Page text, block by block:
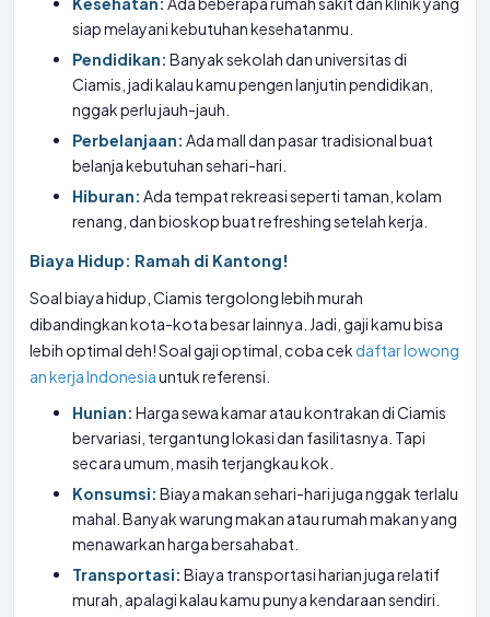
siap melayani kebutuhan kesehatanmu.
Pendidikan: Banyak sekolah dan universitas di
Ciamis, jadi kalau kamu pengen lanjutin pendidikan,
nggak perlu jauh-jauh.
Perbelanjaan: Ada mall dan pasar tradisional buat
belanja kebutuhan sehari-hari.
Hiburan: Ada tempat rekreasi seperti taman, kolam
renang, dan bioskop buat refreshing setelah kerja.
Biaya Hidup: Ramah di Kantong!
Soal biaya hidup, Ciamis tergolong lebih murah
dibandingkan kota-kota besar lainnya. Jadi, gaji kamu bisa
lebih optimal deh! Soal gaji optimal, coba cek daftar lowong
an kerja Indonesiauntuk referensi.
Hunian: Harga sewa kamar atau kontrakan di Ciamis
bervariasi, tergantung lokasi dan fasilitasnya. Tapi
secara umum, masih terjangkau kok.
Konsumsi: Biaya makan sehari-hari juga nggak terlalu
mahal. Banyak warung makan atau rumah makan yang
menawarkan harga bersahabat.
Transportasi: Biaya transportasi harian juga relatif
murah, apalagi kalau kamu punya kendaraan sendiri.